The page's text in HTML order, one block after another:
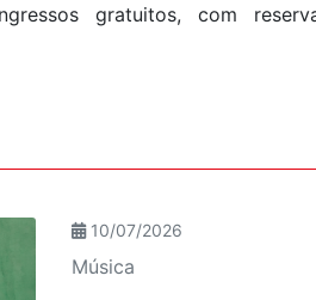
gratuitos, com
10/07/2026
Música